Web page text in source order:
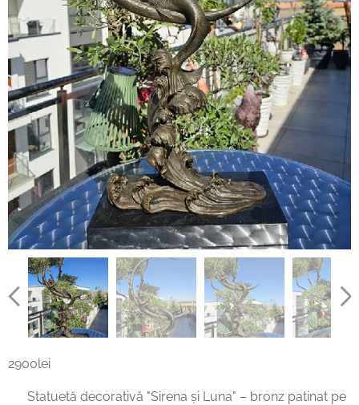
2900lei
✨ Statuetă decorativă "Sirena și Luna" – bronz patinat pe